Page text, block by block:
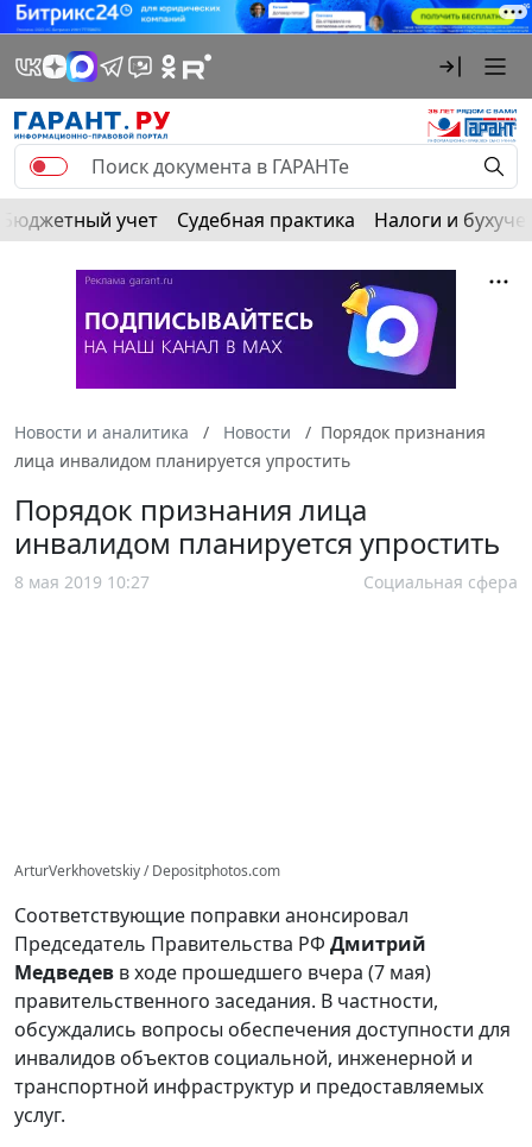
Бюджетный учет Судебная практика Налоги и
Новости и аналитика Новости
Порядок признания
лица инвалидом планируется упростить
Порядок признания лица
инвалидом планируется упростить
8 мая 2019 10:27 Социальная сфера
ArturVerkhovetskiy / Depositphotos.com
Соответствующие поправки анонсировал
Председатель Правительства РФ Дмитрий
Медведев в ходе прошедшего вчера (7 мая)
правительственного заседания. В частности,
обсуждались вопросы обеспечения доступности для
инвалидов объектов социальной, инженерной и
транспортной инфраструктур и предоставляемых
услуг.